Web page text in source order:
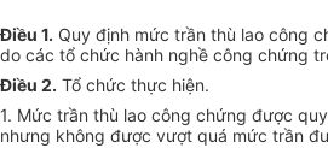
Điều 1. Quy định mức trần thù lao công
do các tổ chức hành nghề công chứng
Điều 2. Tổ chức thực hiện.
1. Mức trần thù lao công chứng được
nhưng không được vượt quá mức trần